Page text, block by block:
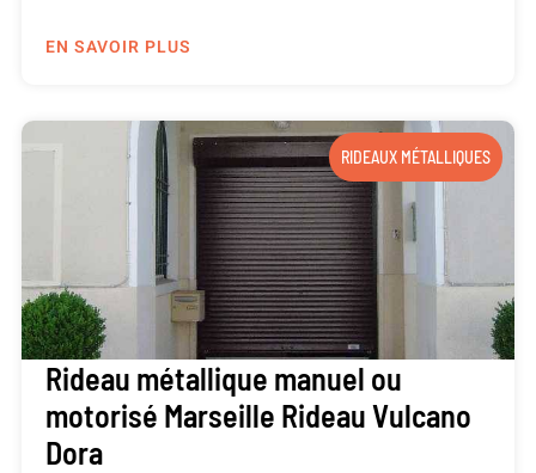
EN SAVOIR PLUS
RIDEAUX MÉTALLIQUES
Rideau métallique manuel ou
motorisé Marseille Rideau Vulcano
Dora